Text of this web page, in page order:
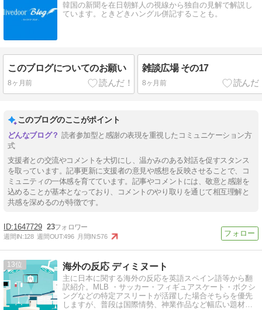
韓国の新聞を在日朝鮮人の視線から独自の見解で解説し
ています。ときどきハングル併記することも。
このブログについてのお願い
8ヶ月前
雑談広場 その17
8ヶ月前
このブログのここがポイント
読者参加型と感謝の表現を重視したコミュニケーション方
式
支援者との交流やコメントを大切にし、温かみのある対話を促すスタンス
を取っています。記事更新に支援者の意見や感想を反映させることで、コ
ミュニティの一体感を育てています。記事やコメントには、敬意と感謝を
込めることが基本となっており、コメントのやり取りを通じて相互理解と
共感を深めるのが特徴です。
1647729 23
週間IN:128 週間OUT:496 月間IN:576
13 海外の反応 ディミヌート
主に日本に関する海外の反応を英語スペイン語等から翻
訳紹介。MLB ・サッカー・フィギュアスケート・ボクシ
ングなどの特定アスリートが活躍した場合そちらを優先
しますが、普段は国際情勢、神業作品など幅広い題材を